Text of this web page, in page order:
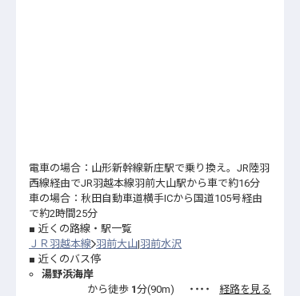
電車の場合：山形新幹線新庄駅で乗り換え。JR陸羽
西線経由でJR羽越本線羽前大山駅から車で約16分
車の場合：秋田自動車道横手ICから国道105号経由
で約2時間25分
近くの路線・駅一覧
ＪＲ羽越本線 羽前大山 羽前水沢
近くのバス停
湯野浜海岸
から徒歩 1分(90m) ・・・・
経路を見る